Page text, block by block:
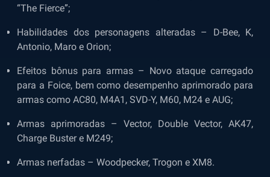
“The Fierce”;
Habilidades dos personagens alteradas – D-Bee, K,
Antonio, Maro e Orion;
Efeitos bônus para armas – Novo ataque carregado
para a Foice, bem como desempenho aprimorado para
armas como AC80, M4A1, SVD-Y, M60, M24 e AUG;
Armas aprimoradas – Vector, Double Vector, AK47,
Charge Buster e M249;
Armas nerfadas – Woodpecker, Trogon e XM8.